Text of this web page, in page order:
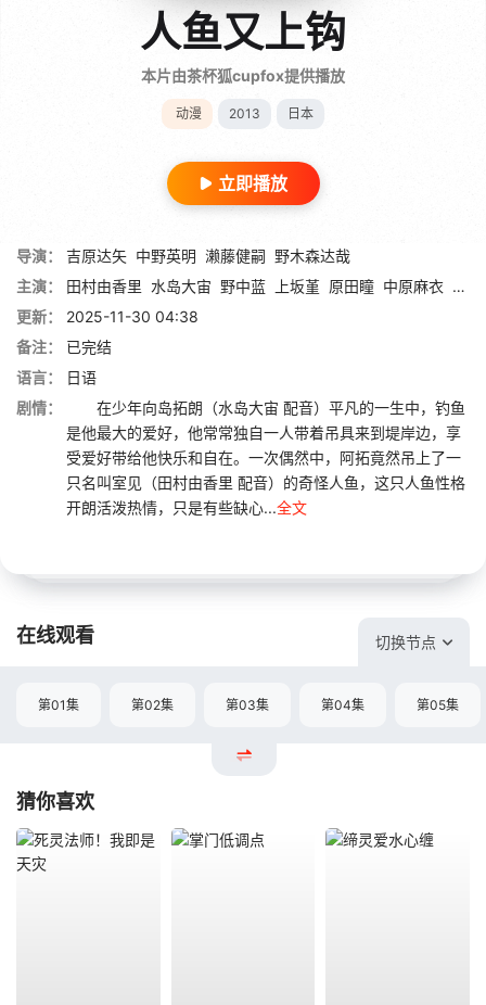
人鱼又上钩
本片由茶杯狐cupfox提供播放
动漫 2013 日本
立即播放
导演： 吉原达矢 中野英明 濑藤健嗣 野木森达哉
主演：
田村由香里 水岛大宙 野中蓝 上坂堇 原田瞳 中原麻衣 酒
更新：
2025-11-30 04:38
备注：
已完结
语言：
日语
剧情：
在少年向岛拓朗（水岛大宙 配音）平凡的一生中，钓鱼
是他最大的爱好，他常常独自一人带着吊具来到堤岸边，享
受爱好带给他快乐和自在。一次偶然中，阿拓竟然吊上了一
只名叫室见（田村由香里 配音）的奇怪人鱼，这只人鱼性格
开朗活泼热情，只是有些缺心...全文
在线观看 切换节点
第01集 第02集 第03集 第04集 第05集
猜你喜欢